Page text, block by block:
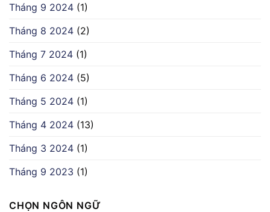
Tháng 9 2024 (1)
Tháng 8 2024 (2)
Tháng 7 2024 (1)
Tháng 6 2024 (5)
Tháng 5 2024 (1)
Tháng 4 2024 (13)
Tháng 3 2024 (1)
Tháng 9 2023 (1)
CHỌN NGÔN NGỮ